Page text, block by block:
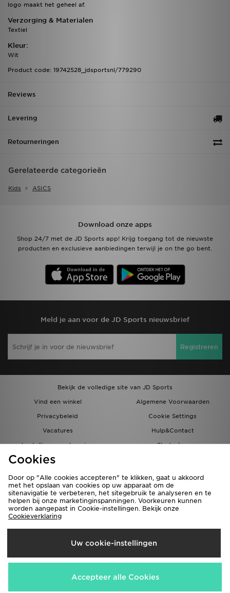
logo maakt het geheel af.
Verzorging & Materialen
Textiel
Kleur:
Wit
Product code: 19742528_jdsportsnl/779290
Reviews
Levering
Retourneringen
Gerelateerde categorieën
Kids ASICS
Download onze apps
Shop 24/7 met de JD Sports app! Krijg toegang tot de nieuwste
producten en exclusieve aanbiedingen terwijl je on the go bent.
Meld je aan voor de JD Sports nieuwsbrief
Registreren
Bekijk de volledige site van JD Sports
Vind een winkel
Algemene Voorwaarden
Privacybeleid
Cookie Settings
Vacatures
Hulp&Contact
bestellingen en levering
Studenten
Partnerprogramma
Verzenden Naar
Nederland
Wij accepteren de volgende betaalmethoden
Cookies
Door op "Alle cookies accepteren" te klikken, gaat u akkoord
met het opslaan van cookies op uw apparaat om de
sitenavigatie te verbeteren, het sitegebruik te analyseren en te
helpen bij onze marketinginspanningen. Voorkeuren kunnen
worden aangepast in Cookie-instellingen. Bekijk onze
Cookieverklaring
Uw cookie-instellingen
Accepteer alle Cookies